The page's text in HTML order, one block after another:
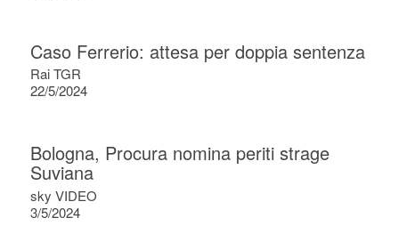
Caso Ferrerio: attesa per doppia sentenza
Rai TGR
22/5/2024
Bologna, Procura nomina periti strage
Suviana
sky VIDEO
3/5/2024